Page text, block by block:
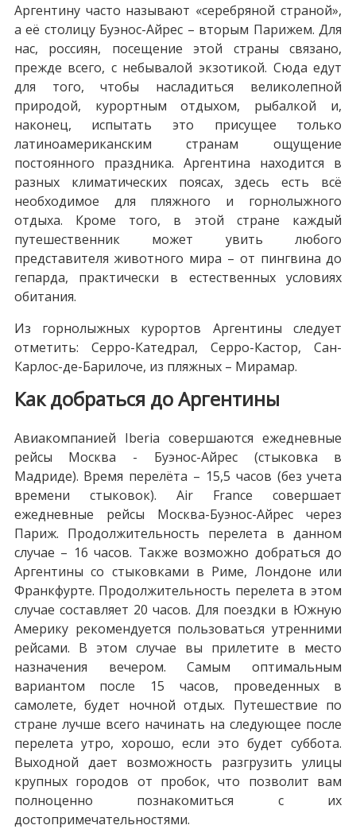
Аргентину часто называют «серебряной страной»,
а её столицу Буэнос-Айрес – вторым Парижем. Для
нас, россиян, посещение этой страны связано,
прежде всего, с небывалой экзотикой. Сюда едут
для того, чтобы насладиться великолепной
природой, курортным отдыхом, рыбалкой и,
наконец, испытать это присущее только
латиноамериканским странам ощущение
постоянного праздника. Аргентина находится в
разных климатических поясах, здесь есть всё
необходимое для пляжного и горнолыжного
отдыха. Кроме того, в этой стране каждый
путешественник может увить любого
представителя животного мира – от пингвина до
гепарда, практически в естественных условиях
обитания.
Из горнолыжных курортов Аргентины следует
отметить: Серро-Катедрал, Серро-Кастор, Сан-
Карлос-де-Барилоче, из пляжных – Мирамар.
Как добраться до Аргентины
Авиакомпанией Iberia совершаются ежедневные
рейсы Москва - Буэнос-Айрес (стыковка в
Мадриде). Время перелёта – 15,5 часов (без учета
времени стыковок). Air France совершает
ежедневные рейсы Москва-Буэнос-Айрес через
Париж. Продолжительность перелета в данном
случае – 16 часов. Также возможно добраться до
Аргентины со стыковками в Риме, Лондоне или
Франкфурте. Продолжительность перелета в этом
случае составляет 20 часов. Для поездки в Южную
Америку рекомендуется пользоваться утренними
рейсами. В этом случае вы прилетите в место
назначения вечером. Самым оптимальным
вариантом после 15 часов, проведенных в
самолете, будет ночной отдых. Путешествие по
стране лучше всего начинать на следующее после
перелета утро, хорошо, если это будет суббота.
Выходной дает возможность разгрузить улицы
крупных городов от пробок, что позволит вам
полноценно познакомиться с их
достопримечательностями.